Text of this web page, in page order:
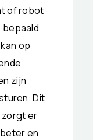
of robot
op
zijn
Dit
zorgt er
en